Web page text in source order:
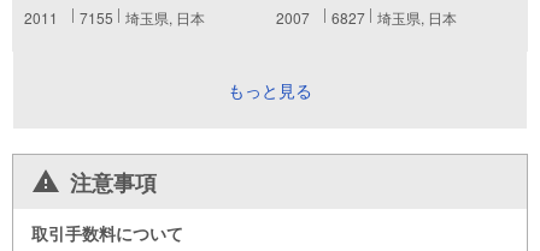
2011 7155 埼玉県, 日本 2007 6827 埼玉県, 日本
もっと見る
注意事項
取引手数料について